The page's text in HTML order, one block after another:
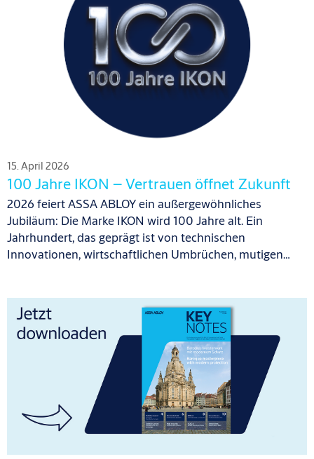
15. April 2026
100 Jahre IKON – Vertrauen öffnet Zukunft
2026 feiert ASSA ABLOY ein außergewöhnliches
Jubiläum: Die Marke IKON wird 100 Jahre alt. Ein
Jahrhundert, das geprägt ist von technischen
Innovationen, wirtschaftlichen Umbrüchen, mutigen…